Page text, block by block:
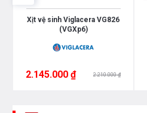
Xịt vệ sinh Viglacera VG826
(VGXp6)
2.145.000 ₫ 2.210.000 ₫